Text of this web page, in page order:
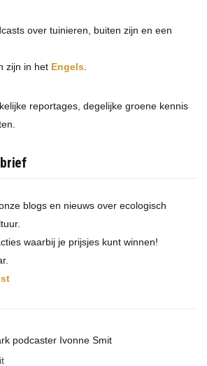
over tuinieren, buiten zijn en een
zijn in het Engels
reportages, degelijke groene kennis
blogs en nieuws over ecologisch
waarbij je prijsjes kunt winnen!